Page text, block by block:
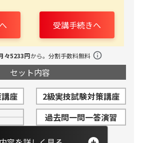
受講手続きへ
々5233円から。分割手数料無料
セット内容
座
2級実技試験対策講座
過去問一問一答演習